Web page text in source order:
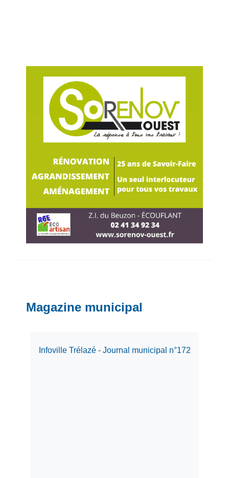
Magazine municipal
Infoville Trélazé - Journal municipal n°172